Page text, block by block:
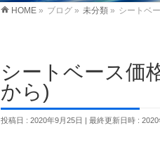
HOME » ブログ » 未分類 » シートベ
シートベース価
から)
投稿日 : 2020年9月25日 最終更新日時 : 2020